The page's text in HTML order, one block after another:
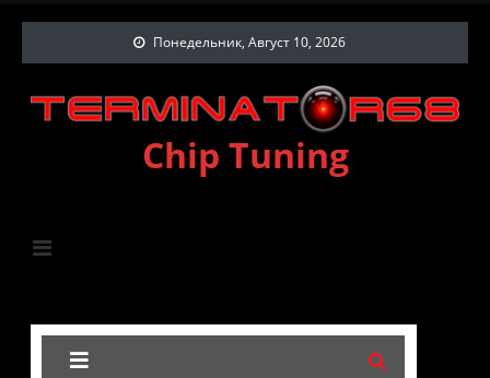
Понедельник, Август 10, 2026
Chip Tuning